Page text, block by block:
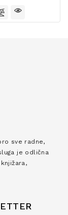
sve radne,
je odlična